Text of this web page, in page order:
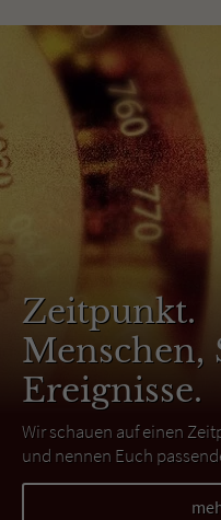
Zeitpunkt.
Menschen,
Ereignisse.
Wir schauen auf einen
und nennen Euch